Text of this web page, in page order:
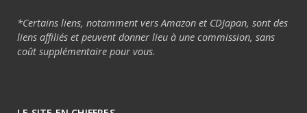
*Certains liens, notamment vers Amazon et CDJapan, sont des
liens affiliés et peuvent donner lieu à une commission, sans
coût supplémentaire pour vous.